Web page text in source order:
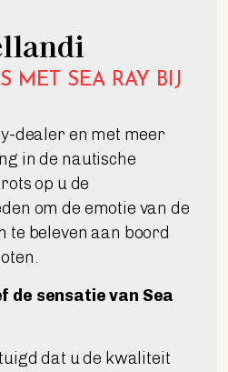
MET SEA RAY BIJ
dealer en met meer
in de nautische
op u de
om de emotie van de
te beleven aan boord
de sensatie van Sea
dat u de kwaliteit